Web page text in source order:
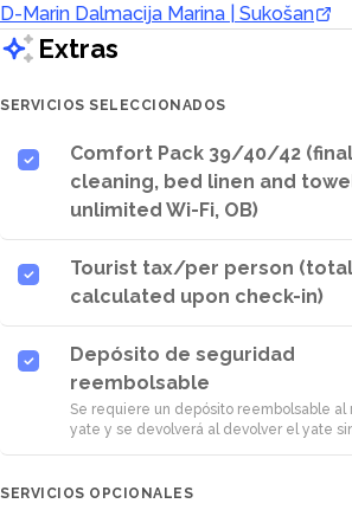
D-Marin Dalmacija Marina | Sukošan
Extras
SERVICIOS SELECCIONADOS
Comfort Pack 39/40/42 (final
cleaning, bed linen and
unlimited Wi-Fi, OB)
Tourist tax/per person
calculated upon check-in)
Depósito de seguridad
reembolsable
Se requiere un depósito reembolsable al
yate y se devolverá al devolver el yate
SERVICIOS OPCIONALES